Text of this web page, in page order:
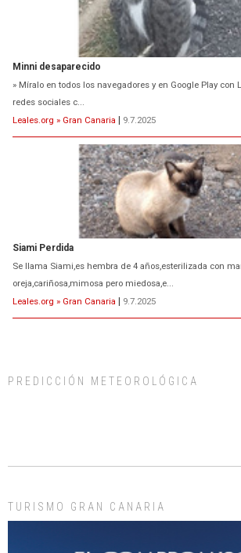
redes sociales c...
Leales.org » Gran Canaria
9.7.2025
Se llama Siami,es hembra de 4 años,esterilizada con
oreja,cariñosa,mimosa pero miedosa,e...
Leales.org » Gran Canaria
9.7.2025
Leales.org » Gran Canaria | 9.7.2025
manso y extremadamente cari...
PREDICCIÓN METEOROLÓGICA
TURISMO GRAN CANARIA